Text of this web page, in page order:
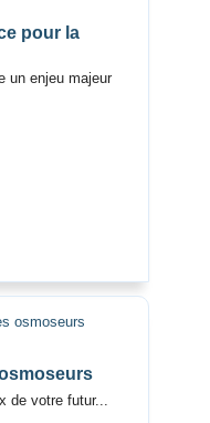
pour la
un enjeu majeur
de votre futur...